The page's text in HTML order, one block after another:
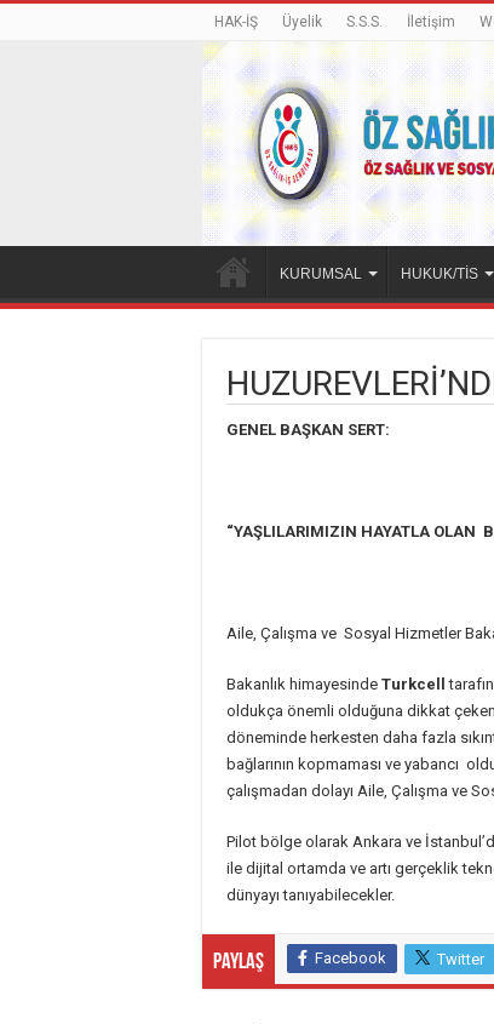
HAK-İŞ Üyelik S.S.S. İletişim
KURUMSAL HUKUK/TİS
GENEL BAŞKAN SERT:
“YAŞLILARIMIZIN HAYATLA OLAN
Aile, Çalışma ve Sosyal Hizmetler
Bakanlık himayesinde Turkcell
oldukça önemli olduğuna dikkat çeken
döneminde herkesten daha fazla
bağlarının kopmaması ve yabancı
çalışmadan dolayı Aile, Çalışma ve
Pilot bölge olarak Ankara ve
ile dijital ortamda ve artı gerçeklik
dünyayı tanıyabilecekler.
Paylaş Facebook Twitter